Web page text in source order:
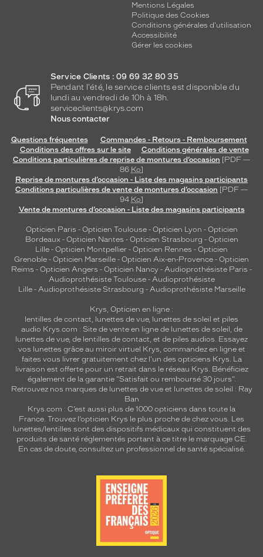
Mentions Légales
Politique des Cookies
Conditions générales d'utilisation
Accessibilité
Gérer les cookies
Service Clients : 09 69 32 80 35
Pendant l'été, le service clients est disponible du
lundi au vendredi de 10h à 18h.
serviceclients@krys.com
Nous contacter
Questions fréquentes
Commandes - Retours - Remboursement
Conditions des offres sur le site
Conditions générales de vente
Conditions particulières de reprise de montures d’occasion [PDF —
86 Ko]
Reprise de montures d’occasion - Liste des magasins participants
Conditions particulières de vente de montures d’occasion [PDF —
94 Ko]
Vente de montures d’occasion - Liste des magasins participants
Opticien Paris - Opticien Toulouse- Opticien Lyon - Opticien
Bordeaux- Opticien Nantes - Opticien Strasbourg - Opticien
Lille - Opticien Montpellier - Opticien Rennes - Opticien
Grenoble - Opticien Marseille - Opticien Aix-en-Provence - Opticien
Reims - Opticien Angers - Opticien Nancy - Audioprothésiste Paris -
Audioprothésiste Toulouse- Audioprothésiste
Lille- Audioprothésiste Strasbourg - Audioprothésiste Marseille
Krys, Opticien en ligne :
lentilles de contact lunettes de vue, lunettes de soleil et piles
audio Krys.com : Site de vente en ligne de lunettes de soleil, de
lunettes de vue, de lentilles de contact , et de piles audios. Essayez
vos lunettes grâce au miroir virtuel Krys, commandez en ligne et
faites vous livrer gratuitement chez l'un des opticiens Krys. La
livraison est offerte pour un retrait dans le réseau Krys. Bénéficiez
également de la garantie "Satisfait ou remboursé 30 jours".
Retrouvez nos marques de lunettes de vue et lunettes de soleil : Ray
Ban
Krys.com : C’est aussi plus de 1000 opticiens dans toute la
France. Trouvez l’opticien Krys le plus proche de chez vous . Les
lunettes/lentilles sont des dispositifs médicaux qui constituent des
produits de santé réglementés portant à ce titre le marquage CE.
En cas de doute, consultez un professionnel de santé spécialisé.